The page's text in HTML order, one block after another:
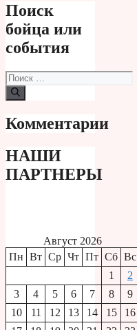
Поиск
бойца или
события
Поиск:
Комментарии
НАШИ
ПАРТНЕРЫ
Август 2026
Пн Вт Ср Чт Пт Сб Вс
1
2
3
4 5 6 7 8
9
10
11 12 13 14 15
16